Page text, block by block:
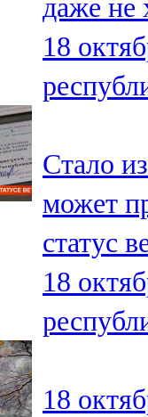
даже не
18
Стало
может
статус
18
18